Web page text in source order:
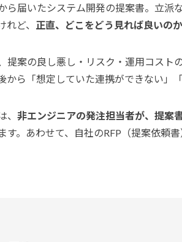
ら届いたシステム開発の提案書。立派
れど、 正直、どこをどう見れば良いの
提案の良し悪し・リスク・運用コスト
から「想定していた連携ができない」
、 非エンジニアの発注担当者が、提案
す。あわせて、自社のRFP（提案依頼